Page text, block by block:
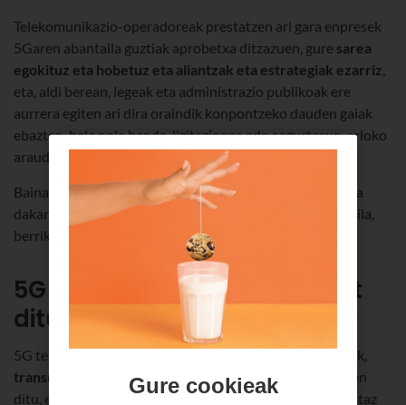
Telekomunikazio-operadoreak prestatzen ari gara enpresek
5Garen abantaila guztiak aprobetxa ditzazuen, gure sarea
egokituz eta hobetuz eta aliantzak eta estrategiak ezarriz,
eta, aldi berean, legeak eta administrazio publikoak ere
aurrera egiten ari dira oraindik konpontzeko dauden gaiak
ebazten, hala nola banda-lizitazioena edo segurtasun-arloko
araudiarena.
Baina 5Ga errealitatea da dagoeneko, eta iraultza handia
dakar, ez bakarrik telekomunikazioen munduan. Abantaila,
berrikuntza eta aukera ugari ditu ia sektore guztientzat.
5G teknologiak enpresentzat
dituen abantailak.
5G teknologiak, sare mugikorren bosgarren belaunaldiak,
transmisio-abiadura handia eta estaldura hobea
ematen
ditu, eta enpresek
denbora errealeansoluzioak arrakastaz
Gure cookieak